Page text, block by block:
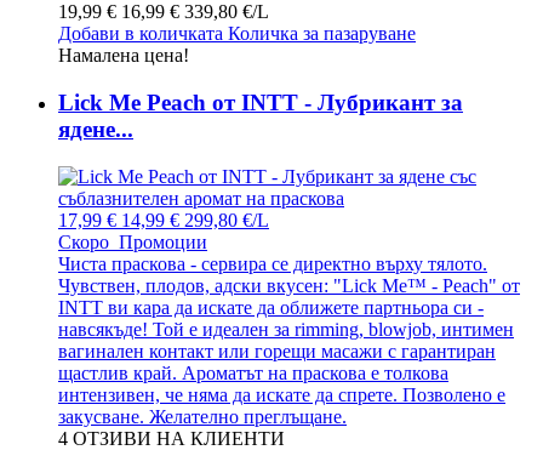
19,99 € 16,99 € 339,80 €/L
Добави в количката Количка за пазаруване
Намалена цена!
Lick Me Peach от INTT - Лубрикант за
ядене...
17,99 € 14,99 € 299,80 €/L
Скоро Промоции
Чиста праскова - сервира се директно върху тялото.
Чувствен, плодов, адски вкусен: "Lick Me™ - Peach" от
INTT ви кара да искате да оближете партньора си -
навсякъде! Той е идеален за rimming, blowjob, интимен
вагинален контакт или горещи масажи с гарантиран
щастлив край. Ароматът на праскова е толкова
интензивен, че няма да искате да спрете. Позволено е
закусване. Желателно преглъщане.
4 ОТЗИВИ НА КЛИЕНТИ